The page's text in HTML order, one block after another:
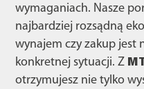
wymaganiach. Nasze
najbardziej rozsądną
wynajem czy zakup jest
konkretnej sytuacji. Z
otrzymujesz nie tylko